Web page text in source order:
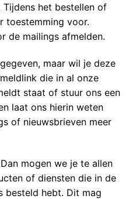
het bestellen of
toestemming voor.
de mailings afmelden.
maar wil je deze
die in al onze
staat of stuur ons een
laat ons hierin weten
of nieuwsbrieven meer
mogen we je te allen
of diensten die in de
besteld hebt. Dit mag